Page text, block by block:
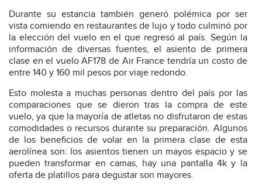
Durante su estancia también generó polémica por ser
vista comiendo en restaurantes de lujo y todo culminó por
la elección del vuelo en el que regresó al país. Según la
información de diversas fuentes, el asiento de primera
clase en el vuelo AF178 de Air France tendría un costo de
entre 140 y 160 mil pesos por viaje redondo.
Esto molesta a muchas personas dentro del país por las
comparaciones que se dieron tras la compra de este
vuelo, ya que la mayoría de atletas no disfrutaron de estas
comodidades o recursos durante su preparación. Algunos
de los beneficios de volar en la primera clase de esta
aerolínea son: los asientos tienen un mayos espacio y se
pueden transformar en camas, hay una pantalla 4k y la
oferta de platillos para degustar son mayores.